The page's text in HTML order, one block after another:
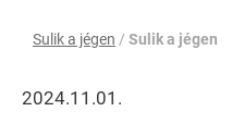
Sulik a jégen / Sulik a jégen
2024.11.01.